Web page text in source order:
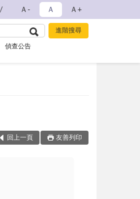
Ａ- Ａ Ａ+
偵查公告
回上一頁 友善列印